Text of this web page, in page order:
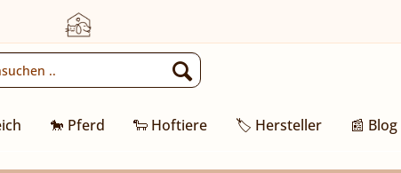
🐎 Pferd 🐑 Hoftiere 🏷️ Hersteller 📰 Blog